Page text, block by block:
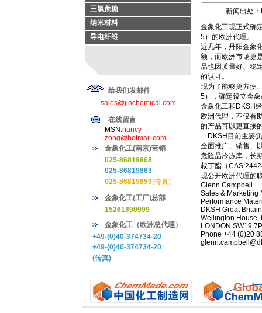
三氯蔗糖
纳米材料
导电纤维
给我们发邮件
sales@jinchemical.com
在线留言
MSN:nancy-
zong@hotmail.com
金象化工(南京)营销
025-86819868
025-86819863
025-86819859(传真)
金象化工(工厂)总部
15261890999
金象化工（欧洲总代理）
+49-(0)40-374734-20
+49-(0)40-374734-20
(传真)
新闻出处
金象化工现正式确
5）的欧洲代理。
近几年，丹阳金象
额，而欧洲市场更
品也因质量好、稳
的认可。
现为了能够更方便
5），确定设立金
金象化工和DKSH
欧洲代理，不仅有
的产品可以更直接
DKSH目前主要
全面推广、销售、
危险品冷冻库，长
叔丁酯（
现公开欧洲代理的
Glenn Campbell
Sales & Marketing
Performance
DKSH Great
Wellington House,
LONDON SW19
Phone +44 (0)20